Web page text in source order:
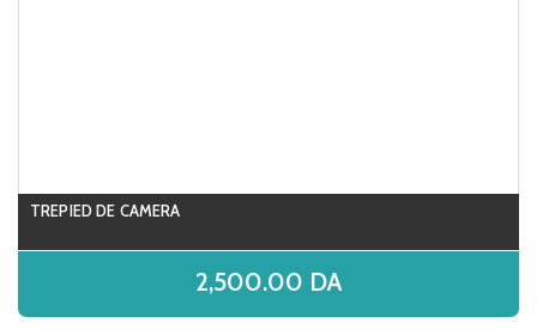
TREPIED DE CAMERA
2,500.00 DA